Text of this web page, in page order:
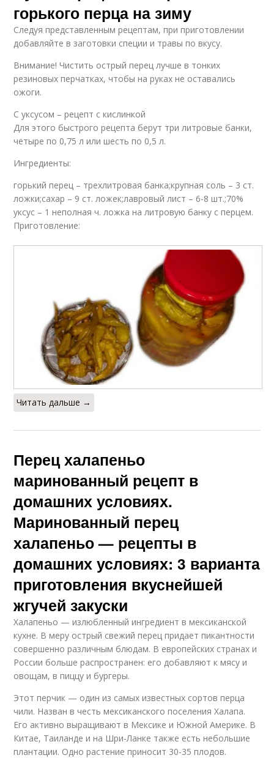
горького перца на зиму
Следуя представленным рецептам, при приготовлении
добавляйте в заготовки специи и травы по вкусу.
Внимание! Чистить острый перец лучше в тонких
резиновых перчатках, чтобы на руках не оставались
ожоги.
С уксусом – рецепт с кислинкой
Для этого быстрого рецепта берут три литровые банки,
четыре по 0,75 л или шесть по 0,5 л.
Ингредиенты:
горький перец – трехлитровая банка;крупная соль – 3 ст.
ложки;сахар – 9 ст. ложек;лавровый лист – 6-8 шт.;70%
уксус – 1 неполная ч. ложка на литровую банку с перцем.
Приготовление:
Читать дальше →
Перец халапеньо
маринованный рецепт в
домашних условиях.
Маринованный перец
халапеньо — рецепты в
домашних условиях: 3 варианта
приготовления вкуснейшей
жгучей закуски
Халапеньо — излюбленный ингредиент в мексиканской
кухне. В меру острый свежий перец придает пикантности
совершенно различным блюдам. В европейских странах и
России больше распространен: его добавляют к мясу и
овощам, в пиццу и бургеры.
Этот перчик — один из самых известных сортов перца
чили. Назван в честь мексиканского поселения Халапа.
Его активно выращивают в Мексике и Южной Америке. В
Китае, Таиланде и на Шри-Ланке также есть небольшие
плантации. Одно растение приносит 30-35 плодов.